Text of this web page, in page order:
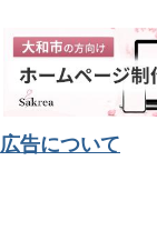
広告について